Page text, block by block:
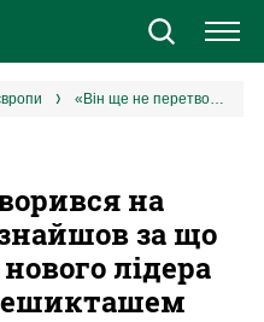
«Він ще не перетворився на монстра»: Туран знайшов за що розкритикувати нового лідера Шахтаря у грі з Бешикташем
на
за що
лідера